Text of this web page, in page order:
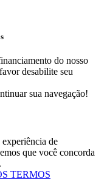
do nosso
desabilite seu
sua navegação!
de
que você concorda
TERMOS